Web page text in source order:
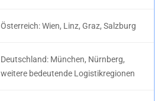
Österreich: Wien, Linz, Graz, Salzburg
Deutschland: München, Nürnberg,
weitere bedeutende Logistikregionen